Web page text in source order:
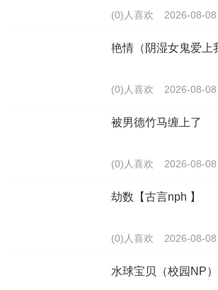
(0)人喜欢 2026-08-08
艳情（阴湿女鬼爱上
(0)人喜欢 2026-08-08
被男德竹马缠上了
(0)人喜欢 2026-08-08
劫数【古言nph 】
(0)人喜欢 2026-08-08
水球宝贝（校园NP）